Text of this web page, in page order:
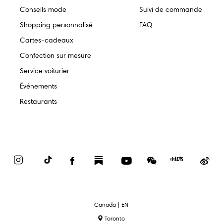
Conseils mode
Shopping personnalisé
Cartes-cadeaux
Confection sur mesure
Service voiturier
Événements
Restaurants
Suivi de commande
FAQ
InstagramTikTok FacebookSubstack YouTubeWeChat
Red
text.language
Canada | EN
Toronto